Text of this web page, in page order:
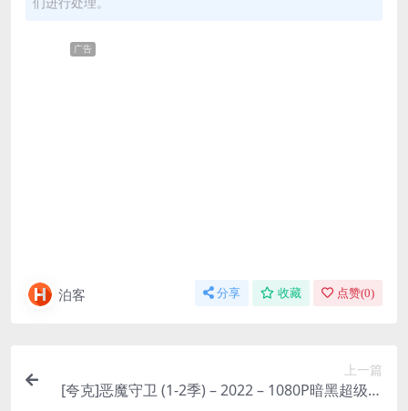
广告
泊客 分享 收藏 点赞(0)
上一篇
[夸克]恶魔守卫 (1-2季) – 2022 – 1080P暗黑超级英